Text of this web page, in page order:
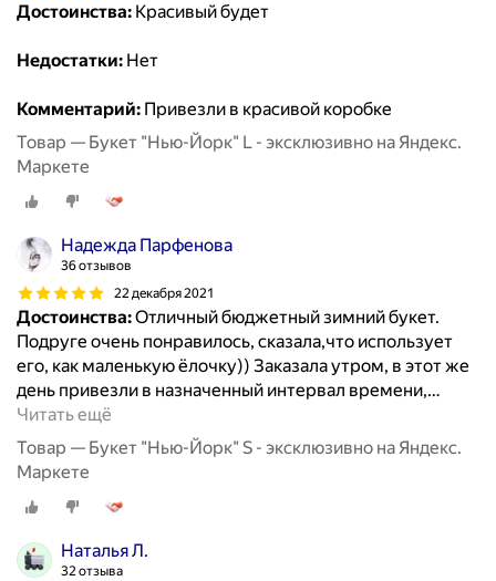
Достоинства: Красивый будет
Недостатки: Нет
Комментарий: Привезли в красивой коробке
Товар — Букет "Нью-Йорк" L - эксклюзивно на Яндекс.
Маркете
Надежда Парфенова
36 отзывов
22 декабря 2021
Достоинства:Отличный бюджетный зимний букет.
Подруге очень понравилось, сказала,что использует
его, как маленькую ёлочку)) Заказала утром, в этот же
день привезли в назначенный интервал времени,…
Читать ещё
Товар — Букет "Нью-Йорк" S - эксклюзивно на Яндекс.
Маркете
Наталья Л.
32 отзыва